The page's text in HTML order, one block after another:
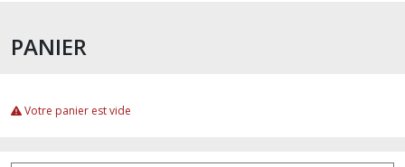
PANIER
Votre panier est vide